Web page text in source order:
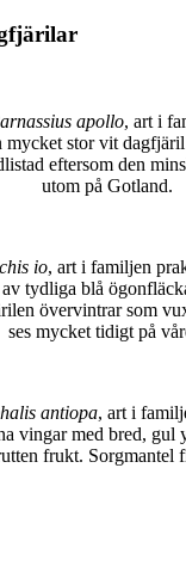
apollo, art i
stor vit dagfjäril
eftersom den
utom på Gotland.
io, art i familjen
av tydliga blå
övervintrar som
ses mycket tidigt på
antiopa, art i
vingar med bred, gul
frukt. Sorgmantel